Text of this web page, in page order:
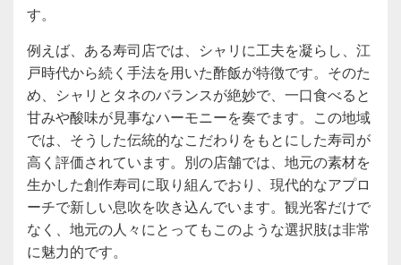
す。
例えば、ある寿司店では、シャリに工夫を凝らし、江
戸時代から続く手法を用いた酢飯が特徴です。そのた
め、シャリとタネのバランスが絶妙で、一口食べると
甘みや酸味が見事なハーモニーを奏でます。この地域
では、そうした伝統的なこだわりをもとにした寿司が
高く評価されています。別の店舗では、地元の素材を
生かした創作寿司に取り組んでおり、現代的なアプロ
ーチで新しい息吹を吹き込んでいます。観光客だけで
なく、地元の人々にとってもこのような選択肢は非常
に魅力的です。